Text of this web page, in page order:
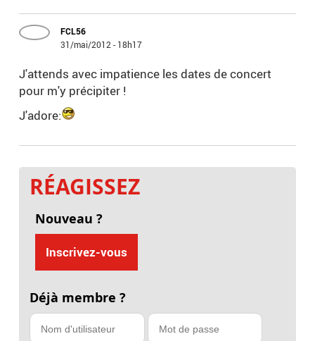
FCL56
31/mai/2012 - 18h17
J'attends avec impatience les dates de concert
pour m'y précipiter !
J'adore:
RÉAGISSEZ
Nouveau ?
Inscrivez-vous
Déjà membre ?